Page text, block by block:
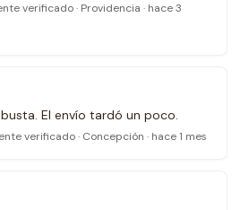
verificado · Providencia · hace 3
El envío tardó un poco.
verificado · Concepción · hace 1 mes